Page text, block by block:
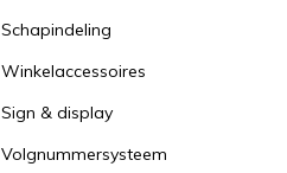
Schapindeling
Winkelaccessoires
Sign & display
Volgnummersysteem